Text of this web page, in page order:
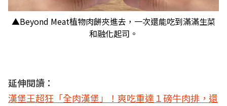
▲Beyond Meat植物肉餅夾進去，一次還能吃到滿滿生菜
和融化起司。
延伸閱讀：
漢堡王超狂「全肉漢堡」！爽吃重達１磅牛肉排，還